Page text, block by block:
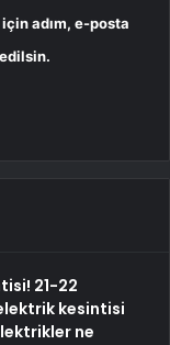
adım, e-posta
21-22
kesintisi
ne